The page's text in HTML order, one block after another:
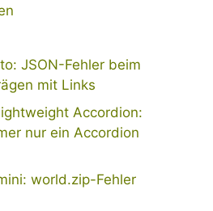
JSON-Fehler beim
mit Links
Accordion:
nur ein Accordion
world.zip-Fehler